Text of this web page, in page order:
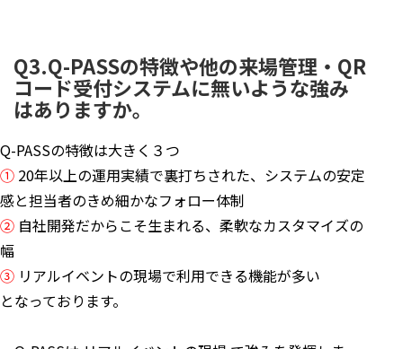
Q3.Q-PASSの特徴や他の来場管理・QR
コード受付システムに無いような強み
はありますか。
Q-PASSの特徴は大きく３つ
① 20年以上の運用実績で裏打ちされた、システムの安定
感と担当者のきめ細かなフォロー体制
② 自社開発だからこそ生まれる、柔軟なカスタマイズの
幅
③ リアルイベントの現場で利用できる機能が多い
となっております。